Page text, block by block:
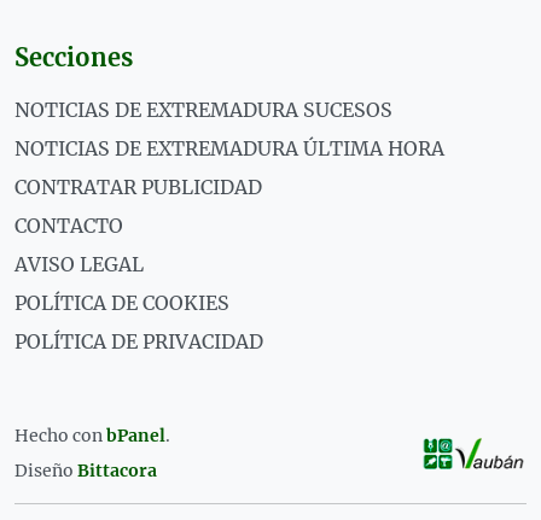
Secciones
NOTICIAS DE EXTREMADURA SUCESOS
NOTICIAS DE EXTREMADURA ÚLTIMA HORA
CONTRATAR PUBLICIDAD
CONTACTO
AVISO LEGAL
POLÍTICA DE COOKIES
POLÍTICA DE PRIVACIDAD
Hecho conbPanel.
Diseño Bittacora